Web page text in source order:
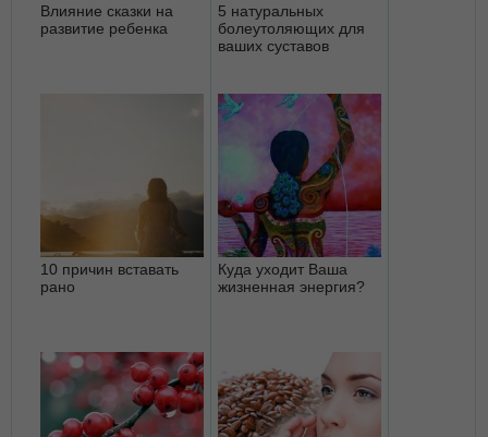
Влияние сказки на
развитие ребенка
5 натуральных
болеутоляющих для
ваших суставов
10 причин вставать
рано
Куда уходит Ваша
жизненная энергия?